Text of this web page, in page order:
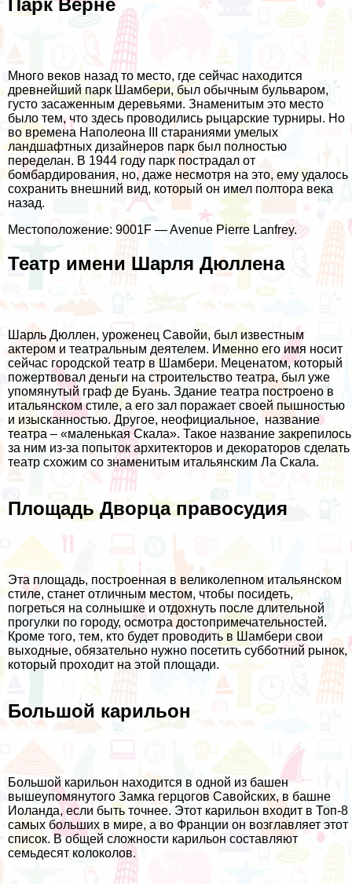
Парк Верне
Много веков назад то место, где сейчас находится
древнейший парк Шамбери, был обычным бульваром,
густо засаженным деревьями. Знаменитым это место
было тем, что здесь проводились рыцарские турниры. Но
во времена Наполеона ІІІ стараниями умелых
ландшафтных дизайнеров парк был полностью
переделан. В 1944 году парк пострадал от
бомбардирования, но, даже несмотря на это, ему удалось
сохранить внешний вид, который он имел полтора века
назад.
Местоположение: 9001F — Avenue Pierre Lanfrey.
Театр имени Шарля Дюллена
Шарль Дюллен, уроженец Савойи, был известным
актером и театральным деятелем. Именно его имя носит
сейчас городской театр в Шамбери. Меценатом, который
пожертвовал деньги на строительство театра, был уже
упомянутый граф де Буань. Здание театра построено в
итальянском стиле, а его зал поражает своей пышностью
и изысканностью. Другое, неофициальное, название
театра – «маленькая Скала». Такое название закрепилось
за ним из-за попыток архитекторов и декораторов сделать
театр схожим со знаменитым итальянским Ла Скала.
Площадь Дворца правосудия
Эта площадь, построенная в великолепном итальянском
стиле, станет отличным местом, чтобы посидеть,
погреться на солнышке и отдохнуть после длительной
прогулки по городу, осмотра достопримечательностей.
Кроме того, тем, кто будет проводить в Шамбери свои
выходные, обязательно нужно посетить субботний рынок,
который проходит на этой площади.
Большой карильон
Большой карильон находится в одной из башен
вышеупомянутого Замка герцогов Савойских, в башне
Иоланда, если быть точнее. Этот карильон входит в Топ-8
самых больших в мире, а во Франции он возглавляет этот
список. В общей сложности карильон составляют
семьдесят колоколов.